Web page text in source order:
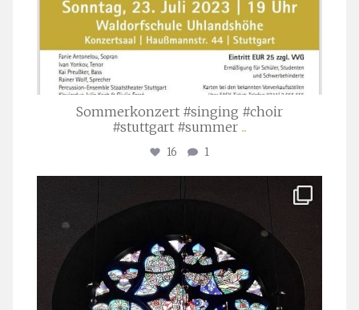
Sommerkonzert #singing #choir
#stuttgart #summer ...
16 1
Apr. 1